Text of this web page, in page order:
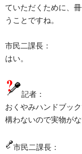
ていただくために、
うことですね。
市民二課長：
はい。
記者：
おくやみハンドブッ
構わないので実物がな
市民二課長：